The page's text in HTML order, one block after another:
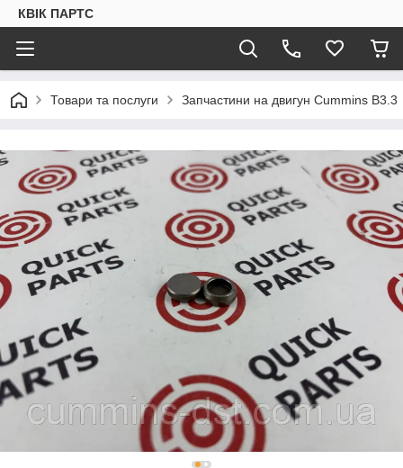
КВІК ПАРТС
Товари та послуги Запчастини на двигун Cummins B3.3